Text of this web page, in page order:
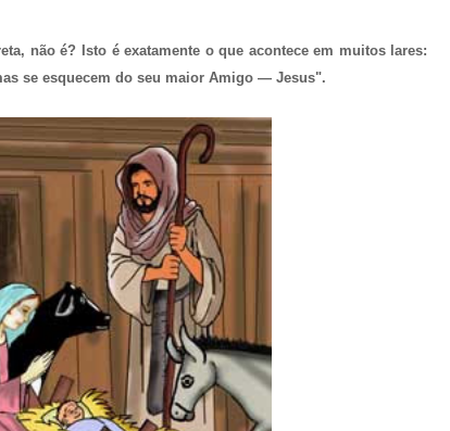
não é? Isto é exatamente o que acontece em muitos lares:
se esquecem do seu maior Amigo — Jesus".